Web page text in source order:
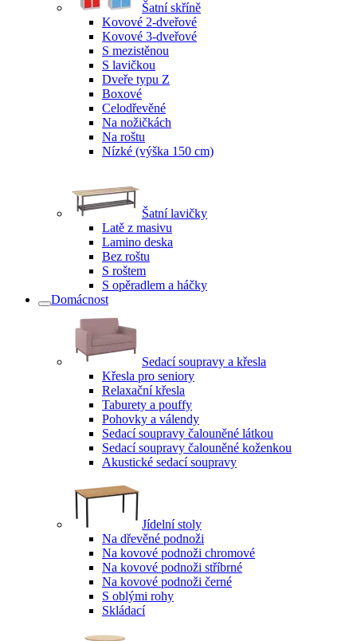
Šatní skříně
Kovové 2-dveřové
Kovové 3-dveřové
S mezistěnou
S lavičkou
Dveře typu Z
Boxové
Celodřevěné
Na nožičkách
Na roštu
Nízké (výška 150 cm)
Šatní lavičky
Latě z masivu
Lamino deska
Bez roštu
S roštem
S opěradlem a háčky
Domácnost
Sedací soupravy a křesla
Křesla pro seniory
Relaxační křesla
Taburety a pouffy
Pohovky a válendy
Sedací soupravy čalouněné látkou
Sedací soupravy čalouněné koženkou
Akustické sedací soupravy
Jídelní stoly
Na dřevěné podnoži
Na kovové podnoži chromové
Na kovové podnoži stříbrné
Na kovové podnoži černé
S oblými rohy
Skládací